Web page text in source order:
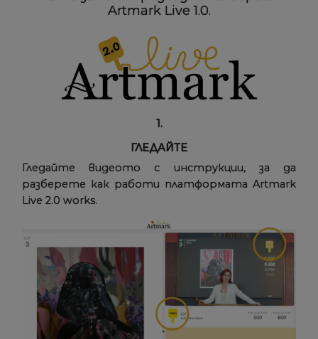
Artmark Live 1.0.
1.
ГЛЕДАЙТЕ
Гледайте видеото с инструкции, за да
разберете как работи платформата Artmark
Live 2.0 works.